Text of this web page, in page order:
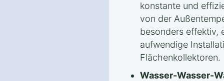
konstante und
von der
besonders effektiv,
aufwendige
Flächenkollektoren.
Wasser-Wasser-